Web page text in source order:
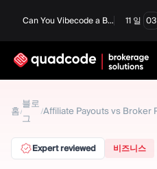
Can You Vibecode a Brokerage Platform? 11 일 03
홈 /
블로
그
/
Expert reviewed 비즈니스